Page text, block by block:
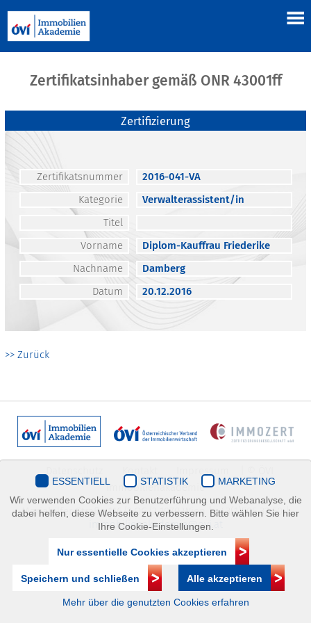
Zertifikatsinhaber gemäß ONR 43001ff
Zertifizierung
Zertifikatsnummer
2016-041-VA
Kategorie
Verwalterassistent/in
Titel
Vorname
Diplom-Kauffrau Friederike
Nachname
Damberg
Datum
20.12.2016
>> Zurück
Immobilienakademie
Mariahilfer Straße 116/2.OG/2 1070 Wien | +43(1)505 32 50 |
immobilienakademie@ovi.at
ESSENTIELL STATISTIK
MARKETING
Wir verwenden Cookies zur Benutzerführung und Webanalyse, die
dabei helfen, diese Webseite zu verbessern. Bitte wählen Sie hier
Ihre Cookie-Einstellungen.
Nur essentielle Cookies akzeptieren
Speichern und schließen Alle akzeptieren
Mehr über die genutzten Cookies erfahren